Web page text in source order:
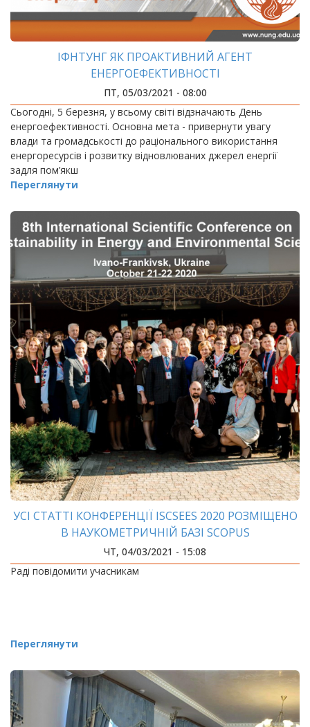
ІФНТУНГ ЯК ПРОАКТИВНИЙ АГЕНТ
ЕНЕРГОЕФЕКТИВНОСТІ
ПТ, 05/03/2021 - 08:00
Сьогодні, 5 березня, у всьому світі відзначають День
енергоефективності. Основна мета - привернути увагу
влади та громадськості до раціонального використання
енергоресурсів і розвитку відновлюваних джерел енергії
задля пом’якш
Переглянути
УСІ СТАТТІ КОНФЕРЕНЦІЇ ISCSEES 2020 РОЗМІЩЕНО
В НАУКОМЕТРИЧНІЙ БАЗІ SCOPUS
ЧТ, 04/03/2021 - 15:08
Раді повідомити учасникам
Переглянути